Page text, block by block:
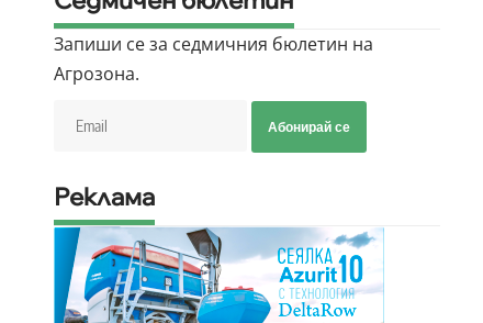
Запиши се за седмичния бюлетин на
Агрозона.
Абонирай се
Реклама